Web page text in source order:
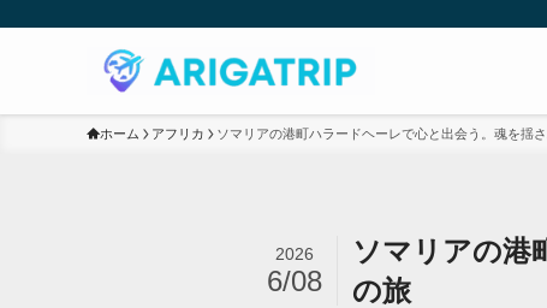
ホーム アフリカ ソマリアの港町ハラードヘーレで心と出会う。魂を揺
ソマリアの港
の旅
2026
6/08